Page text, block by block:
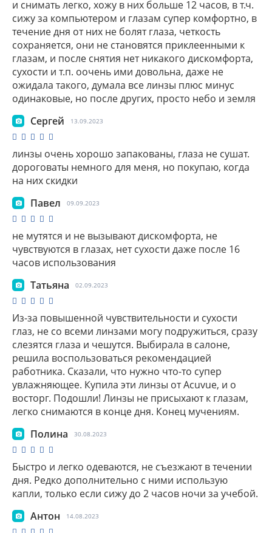
усталости глаз к концу дня.
Дополнительный плюс этой модели —
высокий уровень УФ-защиты класса 1 в
сочетании с однодневным режимом
ношения, что делает линзы хорошим
выбором для пациентов с
чувствительными глазами, активным
образом жизни и повышенными
требованиями к гигиене и безопасности
контактной коррекции.»
Суворова Елена Геннадьевна, врач-
офтальмолог оптики «Оптима»
Как правильно носить и ухаживать за контактными
линзами
и снимать легко, хожу в них больше 12 часов, в т.ч.
сижу за компьютером и глазам супер комфортно, в
течение дня от них не болят глаза, четкость
сохраняется, они не становятся приклеенными к
глазам, и после снятия нет никакого дискомфорта,
сухости и т.п. оочень ими довольна, даже не
ожидала такого, думала все линзы плюс минус
одинаковые, но после других, просто небо и земля
Сергей
13.09.2023
линзы очень хорошо запакованы, глаза не сушат.
дороговаты немного для меня, но покупаю, когда
на них скидки
Павел
09.09.2023
не мутятся и не вызывают дискомфорта, не
чувствуются в глазах, нет сухости даже после 16
часов использования
Татьяна
02.09.2023
Из-за повышенной чувствительности и сухости
глаз, не со всеми линзами могу подружиться, сразу
слезятся глаза и чешутся. Выбирала в салоне,
решила воспользоваться рекомендацией
работника. Сказали, что нужно что-то супер
увлажняющее. Купила эти линзы от Acuvue, и о
восторг. Подошли! Линзы не присыхают к глазам,
легко снимаются в конце дня. Конец мучениям.
Полина
30.08.2023
Быстро и легко одеваются, не съезжают в течении
дня. Редко дополнительно с ними использую
капли, только если сижу до 2 часов ночи за учебой.
Антон
14.08.2023